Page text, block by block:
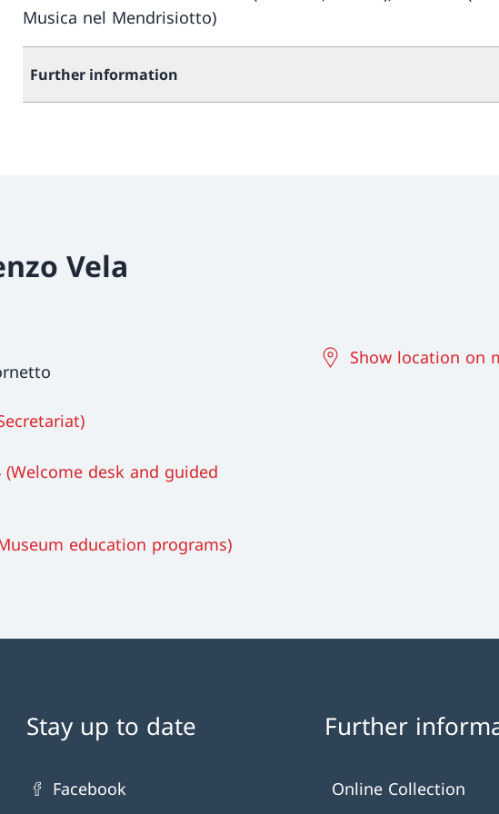
Musica nel Mendrisiotto)
Further information
Vela
(Welcome desk and guided
education programs)
Show location on
Stay up to date
Facebook
Further
Online Collection